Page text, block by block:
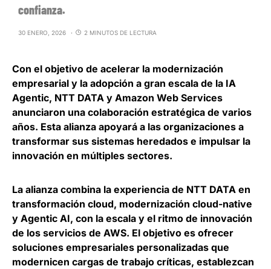
confianza.
30 ENERO, 2026 2 MINUTOS DE LECTURA
Con el objetivo de acelerar la modernización
empresarial y la adopción a gran escala de la IA
Agentic, NTT DATA y Amazon Web Services
anunciaron una colaboración estratégica de varios
años. Esta alianza apoyará a las organizaciones a
transformar sus sistemas heredados e impulsar la
innovación en múltiples sectores.
La alianza combina la experiencia de NTT DATA en
transformación cloud, modernización cloud-native
y Agentic AI, con la escala y el ritmo de innovación
de los servicios de AWS. El objetivo es ofrecer
soluciones empresariales personalizadas que
modernicen cargas de trabajo críticas, establezcan